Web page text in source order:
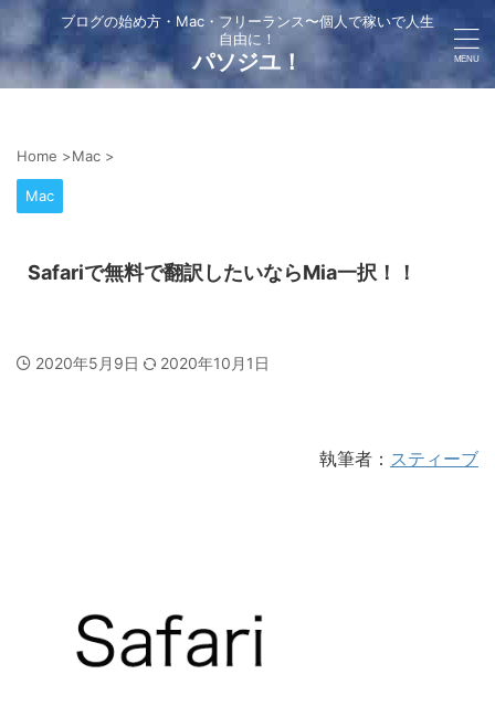
ブログの始め方・Mac・フリーランス〜個人で稼いで人生
自由に！
パソジユ！
Home >Mac >
Mac
Safariで無料で翻訳したいならMia一択！！
2020年5月9日 2020年10月1日
執筆者： スティーブ